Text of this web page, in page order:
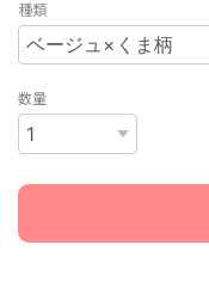
種類
数量